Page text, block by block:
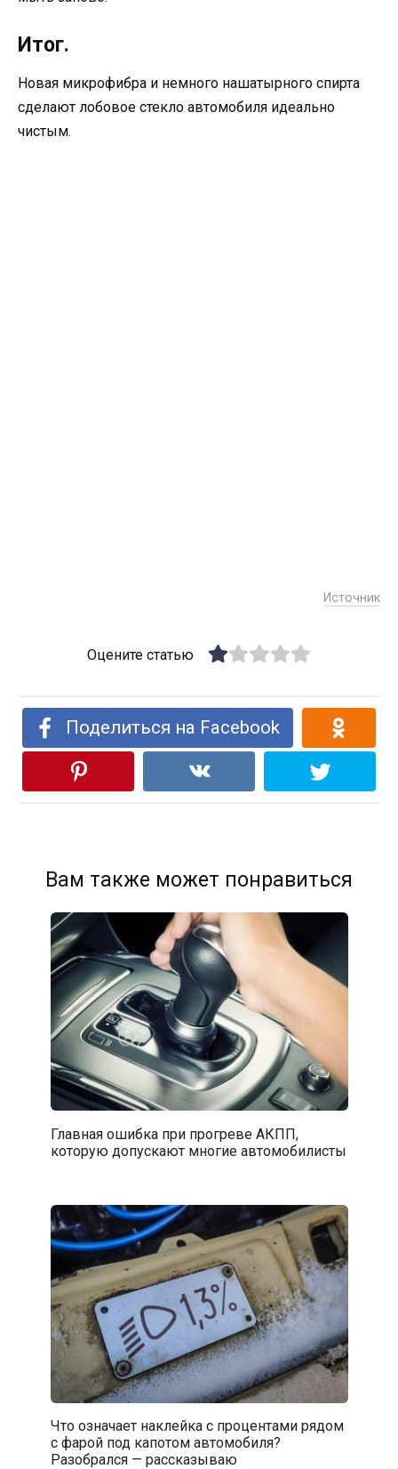
Итог.
Новая микрофибра и немного нашатырного спирта
сделают лобовое стекло автомобиля идеально
чистым.
Источник
Оцените статью
Поделиться на Facebook
Вам также может понравиться
Главная ошибка при прогреве АКПП,
которую допускают многие автомобилисты
Что означает наклейка с процентами рядом
с фарой под капотом автомобиля?
Разобрался — рассказываю